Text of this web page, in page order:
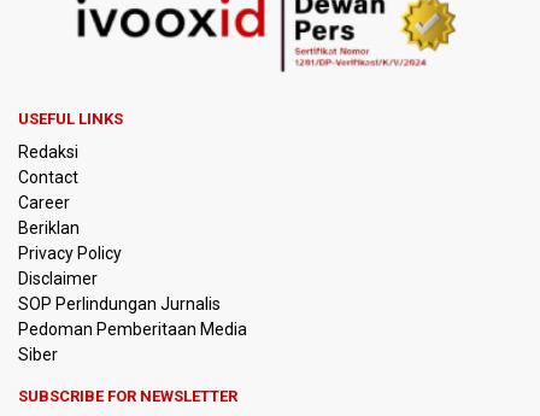
Perumnas Bangun Hunian Bersubsidi dengan Konsep
TOD di Kemayoran
Sebesar 145,3 Miliar Dolar AS
Penjelasan Kemenkes: Pasien BPJS Kesehatan Viral
Terkait Temuan 995 Pucuk Senjata, Yayasan Sekolah: Tak
Ada Ekskul Menembak
KPK Terima Permintaan Kejaksaan Agung Periksa Febrie
Adriansyah
Kementerian ESDM Kaji Pengembangan PLTS Sepanjang
USEFUL LINKS
Redaksi
Contact
Career
Beriklan
Privacy Policy
Disclaimer
SOP Perlindungan Jurnalis
Pedoman Pemberitaan Media
Siber
SUBSCRIBE FOR NEWSLETTER